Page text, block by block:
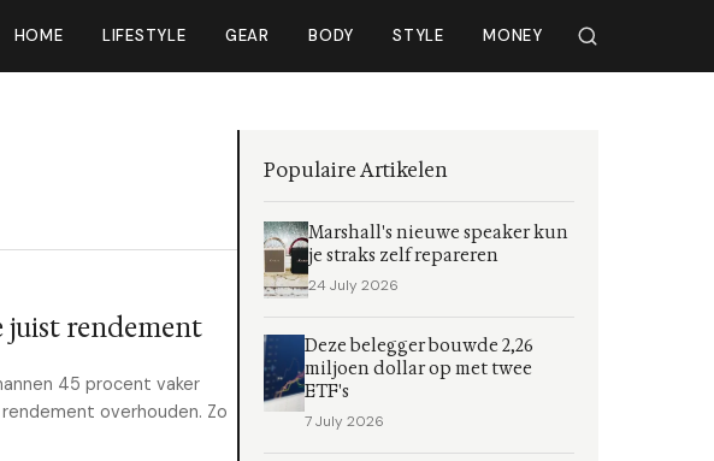
HOME LIFESTYLE GEAR BODY STYLE MONEY
juist rendement
45 procent vaker
overhouden. Zo
Populaire Artikelen
Marshall's nieuwe speaker kun
je straks zelf repareren
24 July 2026
Deze belegger bouwde 2,26
miljoen dollar op met twee
ETF's
7 July 2026